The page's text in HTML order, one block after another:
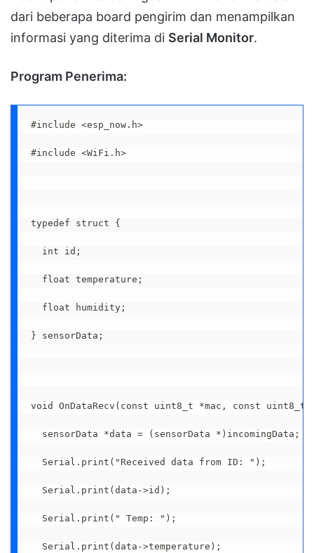
dari beberapa board pengirim dan menampilkan
informasi yang diterima di Serial Monitor.
Program Penerima:
#include <esp_now.h>
#include <WiFi.h>
typedef struct {
int id;
float temperature;
float humidity;
} sensorData;
void OnDataRecv(const uint8_t *mac, const
sensorData *data = (sensorData *)incomingData;
Serial.print("Received data from ID: ");
Serial.print(data->id);
Serial.print(" Temp: ");
Serial.print(data->temperature);